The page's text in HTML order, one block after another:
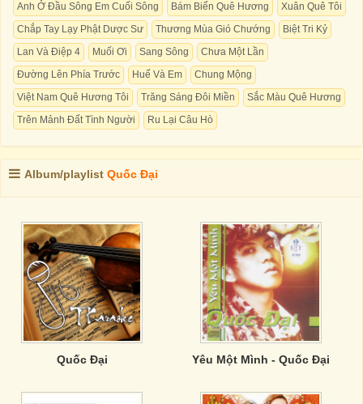
Anh Ở Đầu Sông Em Cuối Sông
Bám Biển Quê Hương
Xuân Quê Tôi
Chắp Tay Lạy Phật Dược Sư
Thương Mùa Gió Chướng
Biệt Tri Kỷ
Lan Và Điệp 4
Muối Ơi Sang Sông
Chưa Một Lần
Đường Lên Phía Trước
Huế Và Em
Chung Mộng
Việt Nam Quê Hương Tôi
Trăng Sáng Đôi Miền
Sắc Màu Quê Hương
Trên Mảnh Đất Tình Người
Ru Lại Câu Hò
Album/playlist Quốc Đại
Quốc Đại Yêu Một Mình - Quốc Đại